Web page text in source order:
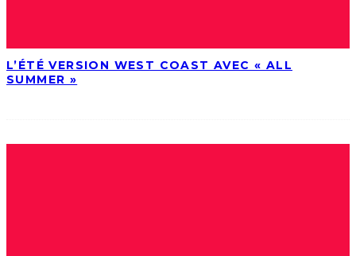
L’ÉTÉ VERSION WEST COAST AVEC « ALL
SUMMER »